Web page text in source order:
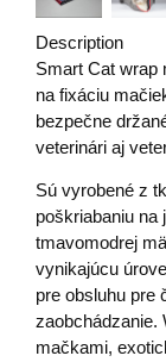
Description
Smart Cat wrap
na fixáciu
bezpečne
veterinári aj
Sú vyrobené z
poškriabaniu na
tmavomodrej
vynikajúcu
pre obsluhu pre
zaobchádzanie.
mačkami,